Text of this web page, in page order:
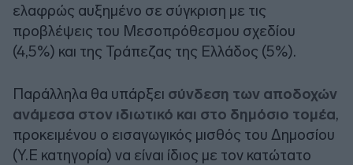
ελαφρώς αυξημένο σε σύγκριση με τις
προβλέψεις του Μεσοπρόθεσμου σχεδίου
(4,5%) και της Τράπεζας της Ελλάδος (5%).
Παράλληλα θα υπάρξει σύνδεση των αποδοχών
ανάμεσα στον ιδιωτικό και στο δημόσιο τομέα,
προκειμένου ο εισαγωγικός μισθός του Δημοσίου
(Υ.Ε κατηγορία) να είναι ίδιος με τον κατώτατο